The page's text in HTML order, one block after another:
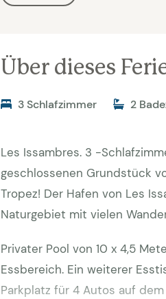
Über dieses
3 Schlafzimmer 2
Les Issambres. 3 -
geschlossenen Grundstück
Tropez! Der Hafen von Les
Naturgebiet mit vielen
Privater Pool von 10 x 4,5
Essbereich. Ein weiterer
Parkplatz für 4 Autos auf